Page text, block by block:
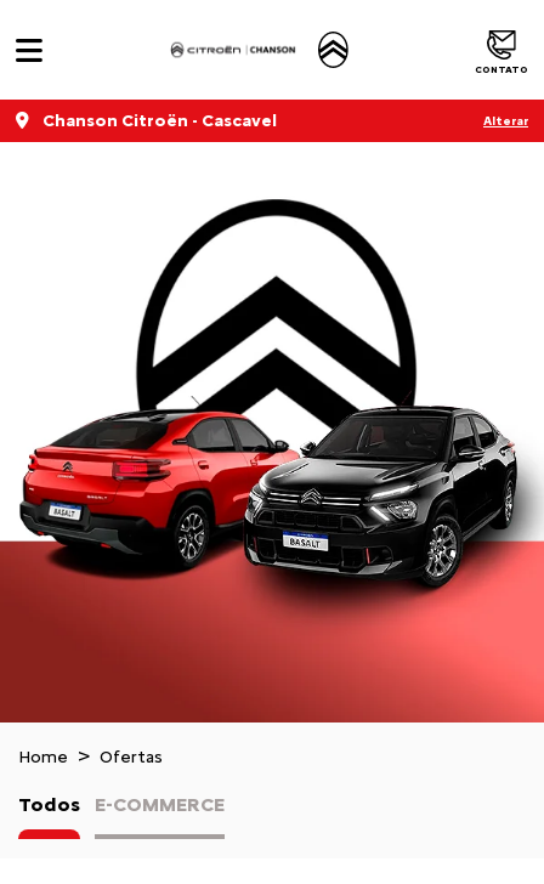
CONTATO
Chanson Citroën - Cascavel Alterar
Home Ofertas
Todos E-COMMERCE